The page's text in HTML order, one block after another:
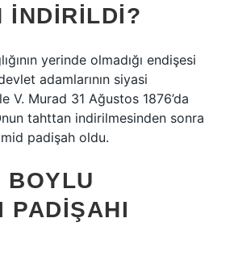
INDIRILDI?
yerinde olmadığı endişesi
adamlarının siyasi
V. Murad 31 Ağustos 1876’da
tahttan indirilmesinden sonra
padişah oldu.
BOYLU
PADIŞAHI